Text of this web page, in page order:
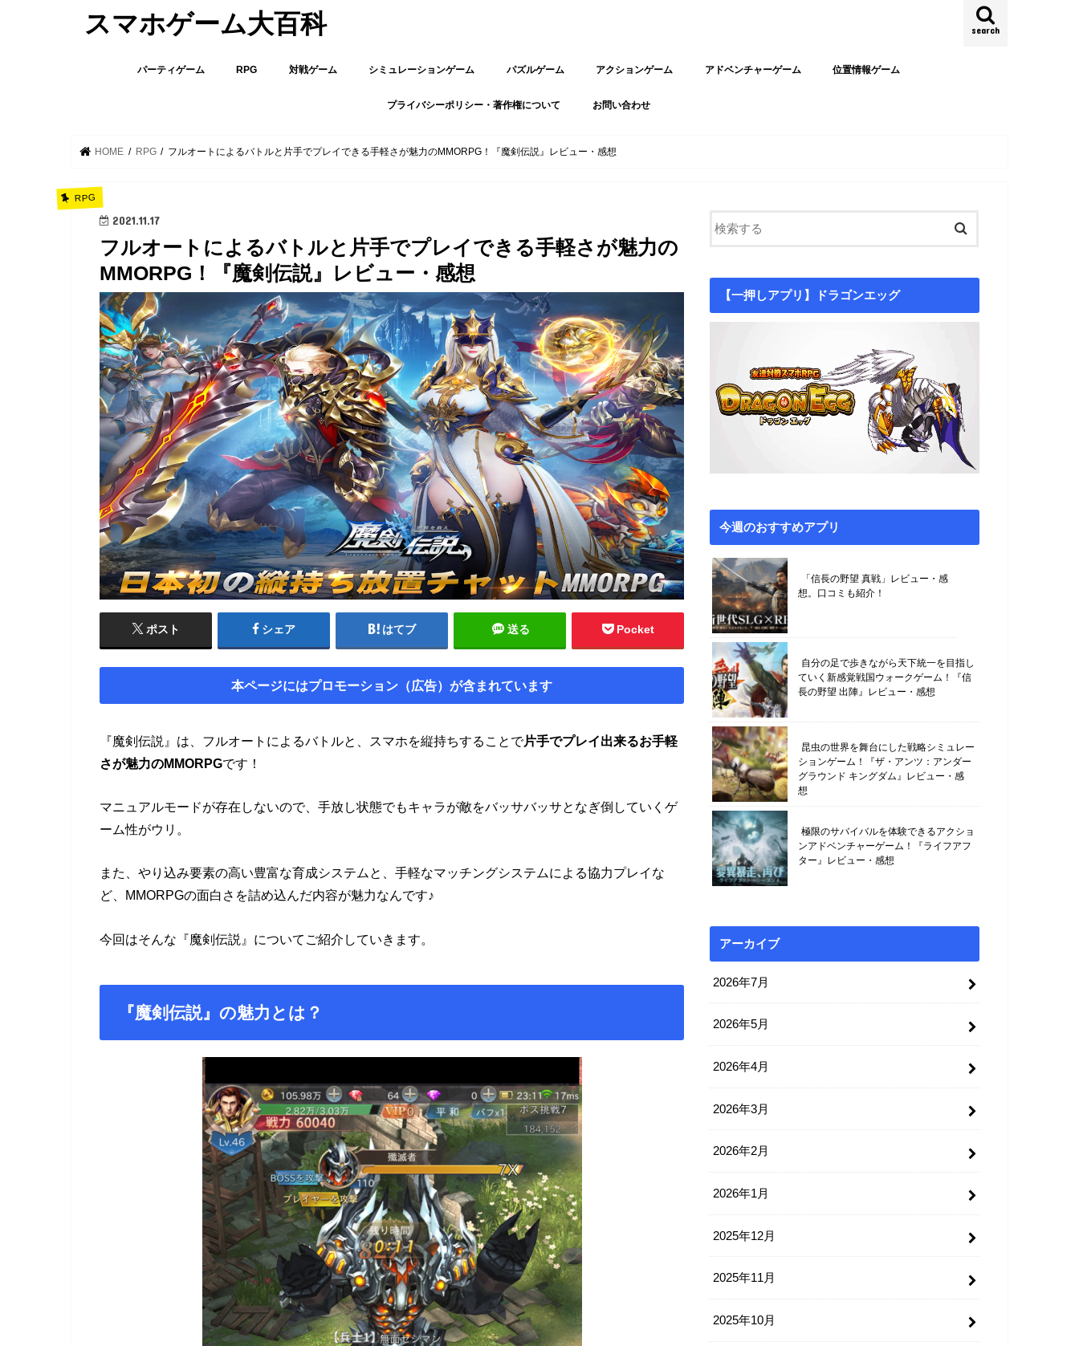
スマホゲーム大百科 search
パーティゲーム RPG 対戦ゲーム シミュレーションゲーム パズルゲーム アクションゲーム アドベンチャーゲーム 位置情報ゲーム
プライバシーポリシー・著作権について お問い合わせ
HOME RPG フルオートによるバトルと片手でプレイできる手軽さが魅力のMMORPG！『魔剣伝説』レビュー・感想
RPG
2021.11.17
フルオートによるバトルと片手でプレイできる手軽さが魅力の
MMORPG！『魔剣伝説』レビュー・感想
ポスト シェア はてブ 送る Pocket
本ページにはプロモーション（広告）が含まれています
『魔剣伝説』は、フルオートによるバトルと、スマホを縦持ちすることで片手でプレイ出来るお手軽
さが魅力のMMORPGです！
マニュアルモードが存在しないので、手放し状態でもキャラが敵をバッサバッサとなぎ倒していくゲ
ーム性がウリ。
また、やり込み要素の高い豊富な育成システムと、手軽なマッチングシステムによる協力プレイな
ど、MMORPGの面白さを詰め込んだ内容が魅力なんです♪
今回はそんな『魔剣伝説』についてご紹介していきます。
『魔剣伝説』の魅力とは？
【一押しアプリ】ドラゴンエッグ
今週のおすすめアプリ
「信長の野望 真戦」レビュー・感
想。口コミも紹介！
自分の足で歩きながら天下統一を目指し
ていく新感覚戦国ウォークゲーム！『信
長の野望 出陣』レビュー・感想
昆虫の世界を舞台にした戦略シミュレー
ションゲーム！『ザ・アンツ：アンダー
グラウンド キングダム』レビュー・感
想
極限のサバイバルを体験できるアクショ
ンアドベンチャーゲーム！『ライフアフ
ター』レビュー・感想
アーカイブ
2026年7月
2026年5月
2026年4月
2026年3月
2026年2月
2026年1月
2025年12月
2025年11月
2025年10月